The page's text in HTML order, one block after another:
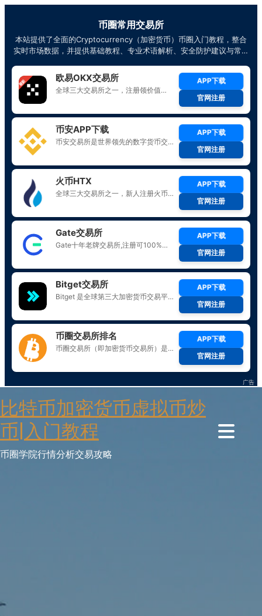
to
content
比特币加密货币虚拟币炒
币|入门教程
币圈学院行情分析交易攻略